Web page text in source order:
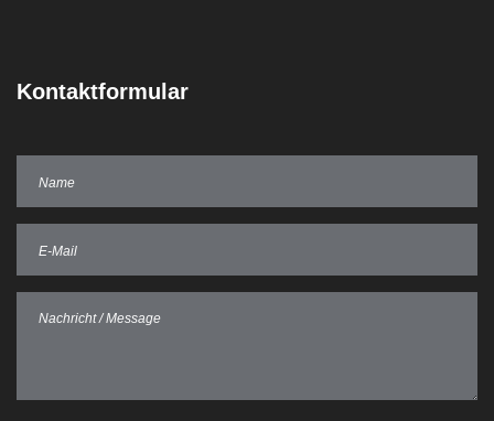
Kontaktformular